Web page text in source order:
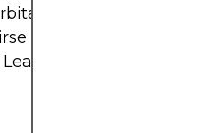
de la selección.
cómodo, siendo
y Liga.